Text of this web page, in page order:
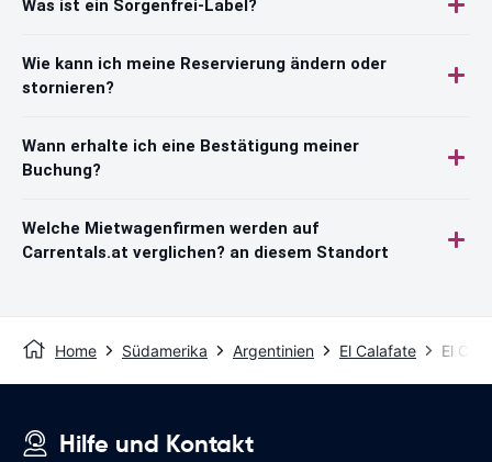
Was ist ein Sorgenfrei-Label?
Wie kann ich meine Reservierung ändern oder
stornieren?
Wann erhalte ich eine Bestätigung meiner
Buchung?
Welche Mietwagenfirmen werden auf
Carrentals.at verglichen? an diesem Standort
Home Südamerika Argentinien El Calafate El
Hilfe und Kontakt